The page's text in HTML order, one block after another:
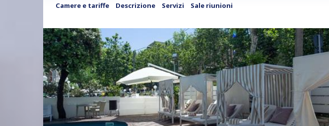
Camere e tariffe Descrizione Servizi Sale riunioni